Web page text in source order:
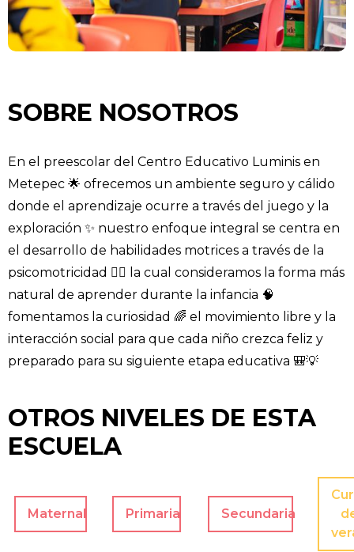
SOBRE NOSOTROS
En el preescolar del Centro Educativo Luminis en
Metepec 🌟 ofrecemos un ambiente seguro y cálido
donde el aprendizaje ocurre a través del juego y la
exploración ✨ nuestro enfoque integral se centra en
el desarrollo de habilidades motrices a través de la
psicomotricidad 🤸‍♂️ la cual consideramos la forma más
natural de aprender durante la infancia 🧠
fomentamos la curiosidad 🌈 el movimiento libre y la
interacción social para que cada niño crezca feliz y
preparado para su siguiente etapa educativa 🎒💡
OTROS NIVELES DE ESTA
ESCUELA
Maternal Primaria Secundaria